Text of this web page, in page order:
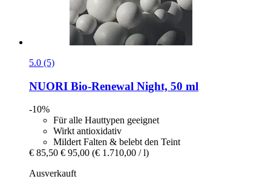
5.0 (5)
NUORI Bio-​Renewal Night, 50 ml
-10%
Für alle Hauttypen geeignet
Wirkt antioxidativ
Mildert Falten & belebt den Teint
€ 85,50 € 95,00 (€ 1.710,00 / l)
Ausverkauft